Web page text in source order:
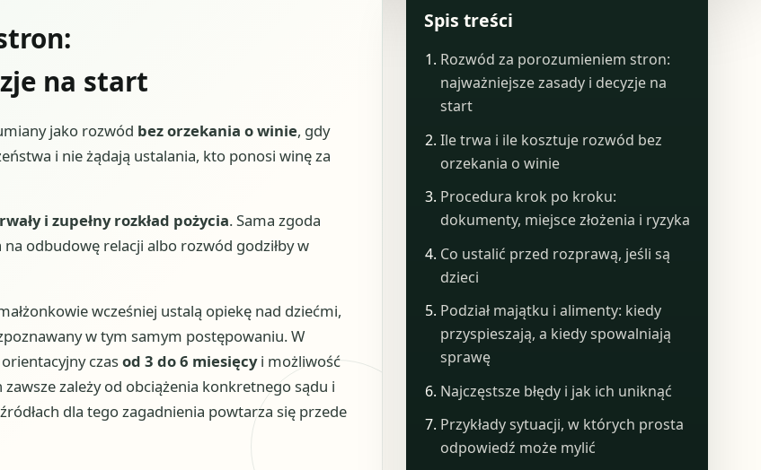
na start
jako rozwód bez orzekania o winie, gdy
i nie żądają ustalania, kto ponosi winę za
i zupełny rozkład pożycia. Sama zgoda
odbudowę relacji albo rozwód godziłby w
wcześniej ustalą opiekę nad dziećmi,
w tym samym postępowaniu. W
czasod 3 do 6 miesięcyi możliwość
zawsze zależy od obciążenia konkretnego sądu i
dla tego zagadnienia powtarza się przede
Spis treści
Rozwód za porozumieniem stron:
najważniejsze zasady i decyzje na
start
Ile trwa i ile kosztuje rozwód bez
orzekania o winie
Procedura krok po kroku:
dokumenty, miejsce złożenia i ryzyka
Co ustalić przed rozprawą, jeśli są
dzieci
Podział majątku i alimenty: kiedy
przyspieszają, a kiedy spowalniają
sprawę
Najczęstsze błędy i jak ich uniknąć
Przykłady sytuacji, w których prosta
odpowiedź może mylić